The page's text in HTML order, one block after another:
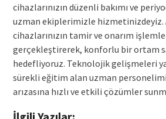
cihazlarınızın düzenli bakımı ve
uzman ekiplerimizle hizmetinizdeyiz.
cihazlarınızın tamir ve onarım
gerçekleştirerek, konforlu bir ortam
hedefliyoruz. Teknolojik gelişmeleri
sürekli eğitim alan uzman
arızasına hızlı ve etkili çözümler